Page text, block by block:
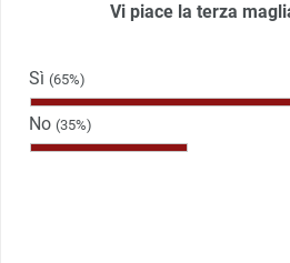
Vi piace la terza
Sì (65%)
No (35%)